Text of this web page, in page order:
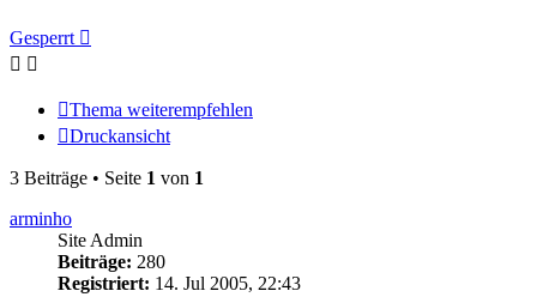
Gesperrt
Thema weiterempfehlen
Druckansicht
3 Beiträge • Seite 1 von 1
arminho
Site Admin
Beiträge: 280
Registriert: 14. Jul 2005, 22:43